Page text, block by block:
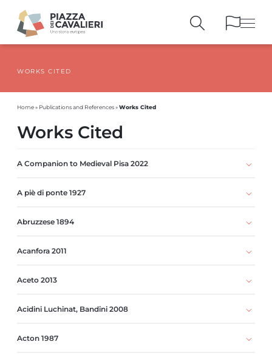
PUBLICATIONSAND REFERENCES
WORKS CITED
Home» Publications and References»Works Cited
Works Cited
A Companion to Medieval Pisa 2022
A piè di ponte 1927
Abruzzese 1894
Acanfora 2011
Aceto 2013
Acidini Luchinat, Bandini 2008
Acton 1987